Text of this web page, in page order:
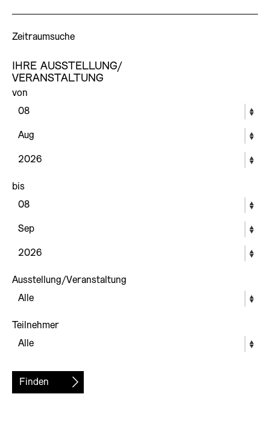
Zeitraumsuche
IHRE AUSSTELLUNG/
VERANSTALTUNG
von
bis
Ausstellung/Veranstaltung
Teilnehmer